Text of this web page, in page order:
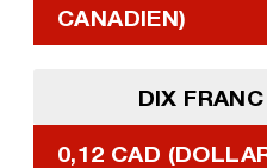
CANADIEN)
DIX
0,12 CAD